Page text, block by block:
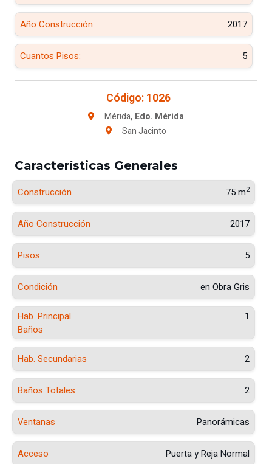
Año Construcción: 2017
Cuantos Pisos: 5
Código: 1026
Mérida, Edo. Mérida
San Jacinto
Características Generales
Construcción 75 m2
Año Construcción 2017
Pisos 5
Condición en Obra Gris
Hab. Principal
1
Baños
Hab. Secundarias 2
Baños Totales 2
Ventanas Panorámicas
Acceso Puerta y Reja Normal